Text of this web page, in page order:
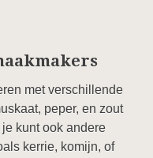
met verschillende
peper, en zout
kunt ook andere
kerrie, komijn, of